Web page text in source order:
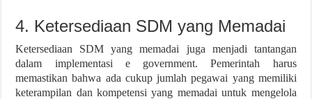
4. Ketersediaan SDM yang Memadai
Ketersediaan SDM yang memadai juga menjadi tantangan
dalam implementasi e government. Pemerintah harus
memastikan bahwa ada cukup jumlah pegawai yang memiliki
keterampilan dan kompetensi yang memadai untuk mengelola